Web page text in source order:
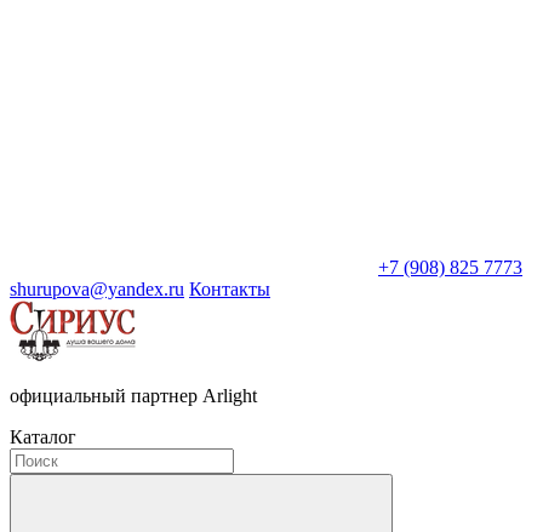
+7 (908) 825 7773
shurupova@yandex.ru Контакты
официальный партнер Arlight
Каталог